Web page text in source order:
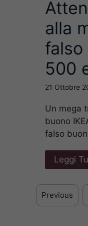
alla
falso
500
21 Ottobre
Un mega
buono
falso
Leggi
Previous